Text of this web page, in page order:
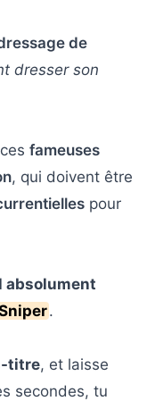
de
dresser son
fameuses
, qui doivent être
pour
absolument
.
titre, et laisse
secondes, tu